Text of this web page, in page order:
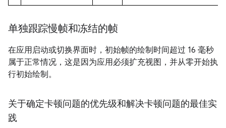
单独跟踪慢帧和冻结的帧
在应用启动或切换界面时，初始帧的绘制时间超过 16 毫秒
属于正常情况，这是因为应用必须扩充视图，并从零开始执
行初始绘制。
关于确定卡顿问题的优先级和解决卡顿问题的最佳实
践